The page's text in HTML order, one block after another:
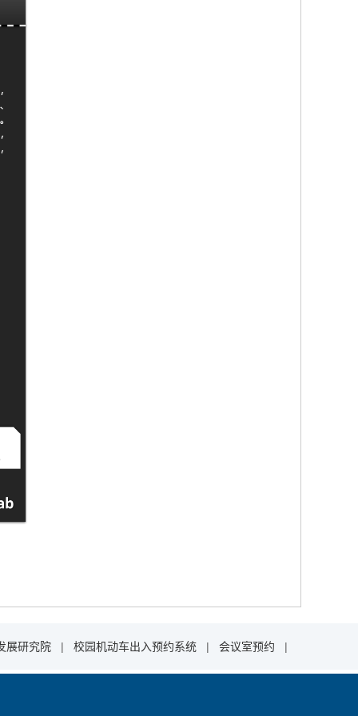
展研究院 | 校园机动车出入预约系统 | 会议室预约 |